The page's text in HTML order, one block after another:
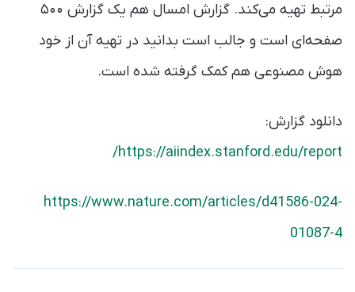
مرتبط تهیه می‌کند. گزارش امسال هم یک گزارش ۵۰۰
صفحه‌ای است و جالب است بدانید در تهیه آن از خود
هوش مصنوعی هم کمک گرفته شده است.
دانلود گزارش:
https://aiindex.stanford.edu/report/
https://www.nature.com/articles/d41586-024-
01087-4